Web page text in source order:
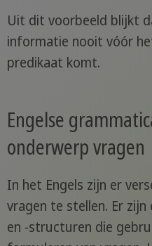
Uit dit voorbeeld blijkt
informatie nooit vóór
predikaat komt.
Engelse
onderwerp vragen
In het Engels zijn er
vragen te stellen. Er
en -structuren die